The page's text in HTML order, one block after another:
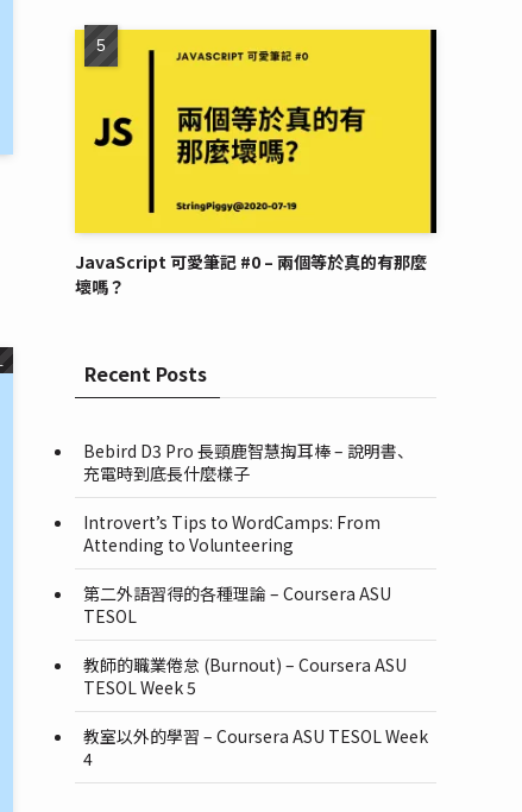
JavaScript 可愛筆記 #0 – 兩個等於真的有那麼
壞嗎？
Recent Posts
Bebird D3 Pro 長頸鹿智慧掏耳棒 – 說明書、
充電時到底長什麼樣子
Introvert’s Tips to WordCamps: From
Attending to Volunteering
第二外語習得的各種理論 – Coursera ASU
TESOL
教師的職業倦怠 (Burnout) – Coursera ASU
TESOL Week 5
教室以外的學習 – Coursera ASU TESOL Week
4